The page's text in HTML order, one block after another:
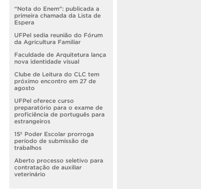
“Nota do Enem”: publicada a
primeira chamada da Lista de
Espera
UFPel sedia reunião do Fórum
da Agricultura Familiar
Faculdade de Arquitetura lança
nova identidade visual
Clube de Leitura do CLC tem
próximo encontro em 27 de
agosto
UFPel oferece curso
preparatório para o exame de
proficiência de português para
estrangeiros
15º Poder Escolar prorroga
período de submissão de
trabalhos
Aberto processo seletivo para
contratação de auxiliar
veterinário